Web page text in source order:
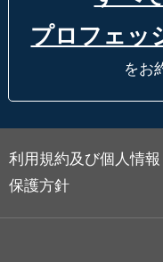
プロフェッ
をお
利用規約及び個人情報
保護方針